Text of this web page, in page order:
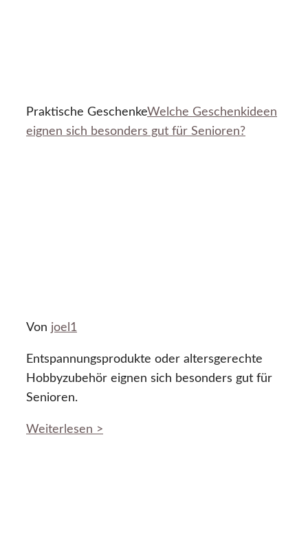
Praktische GeschenkeWelche Geschenkideen
eignen sich besonders gut für Senioren?
Von joel1
Entspannungsprodukte oder altersgerechte
Hobbyzubehör eignen sich besonders gut für
Senioren.
Weiterlesen >